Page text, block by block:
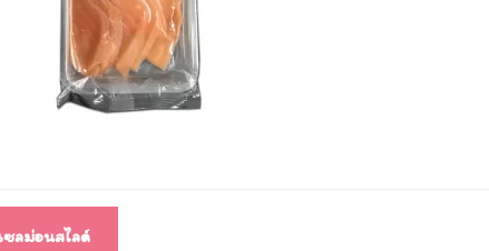
ลม่อนสไลด์